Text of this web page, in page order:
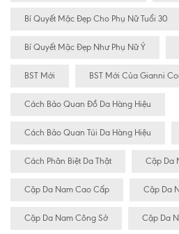
Bí Quyết Mặc Đẹp Cho Phụ Nữ Tuổi 30
Bí Quyết Mặc Đẹp Như Phụ Nữ Ý
BST Mới BST Mới Của Gianni
Cách Bảo Quan Đồ Da Hàng Hiệu
Cách Bảo Quan Túi Da Hàng Hiệu
Cách Phân Biệt Da Thật Cặp Da
Cặp Da Nam Cao Cấp Cặp Da
Cặp Da Nam Công Sở Cặp Da